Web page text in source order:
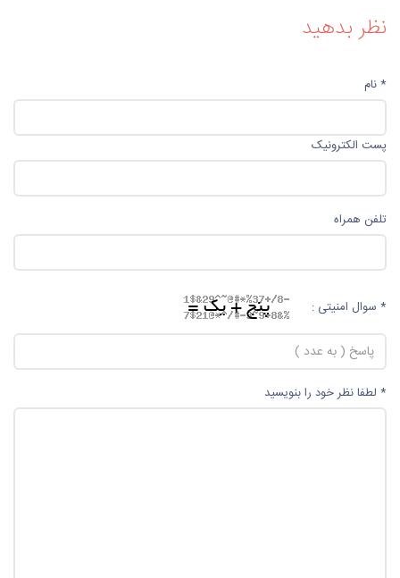
نظر بدهید
* نام
پست الکترونیک
تلفن همراه
* سوال امنیتی :
* لطفا نظر خود را بنویسید